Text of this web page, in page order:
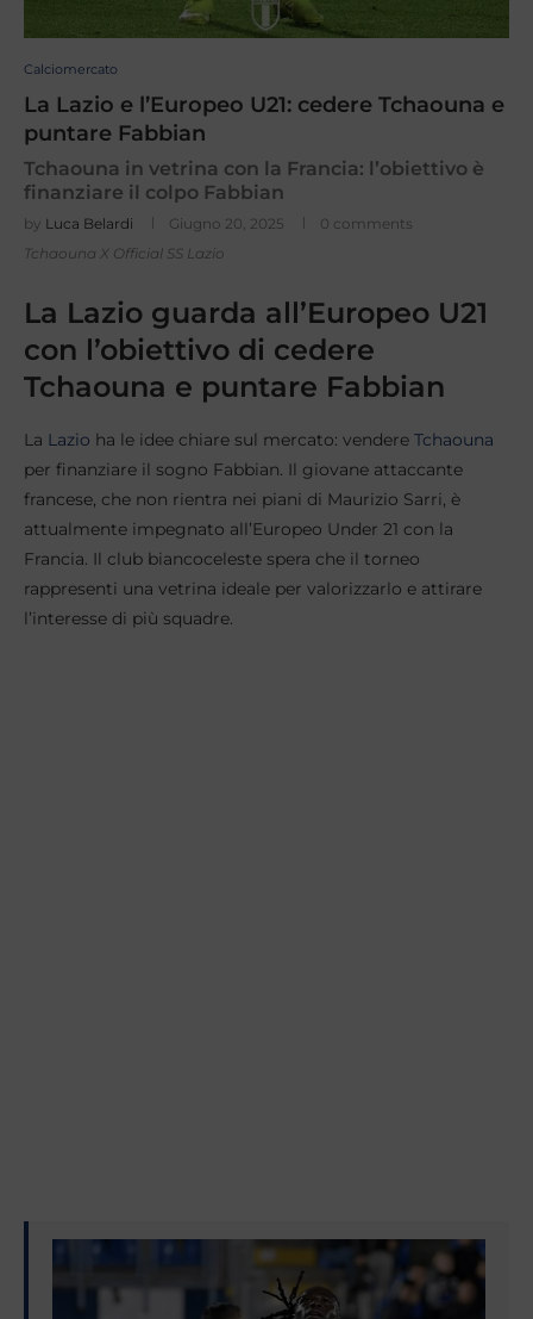
Calciomercato
La Lazio e l’Europeo U21: cedere Tchaouna e
puntare Fabbian
Tchaouna in vetrina con la Francia: l’obiettivo è
finanziare il colpo Fabbian
by Luca Belardi Giugno 20, 2025
0 comments
Tchaouna X Official SS Lazio
La Lazio guarda all’Europeo U21
con l’obiettivo di cedere
Tchaouna e puntare Fabbian
La Lazio ha le idee chiare sul mercato: vendere Tchaouna
per finanziare il sogno Fabbian. Il giovane attaccante
francese, che non rientra nei piani di Maurizio Sarri, è
attualmente impegnato all’Europeo Under 21 con la
Francia. Il club biancoceleste spera che il torneo
rappresenti una vetrina ideale per valorizzarlo e attirare
l’interesse di più squadre.